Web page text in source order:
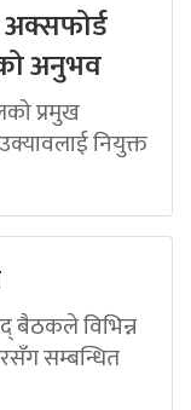
अक्सफोर्ड
अनुभव
प्रमुख
नियुक्त
बैठकले विभिन्न
सम्बन्धित